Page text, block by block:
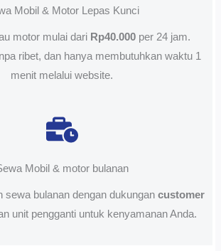
Mobil & Motor Lepas Kunci
motor mulai dari Rp40.000 per 24 jam.
ribet, dan hanya membutuhkan waktu 1
menit melalui website.
Mobil & motor bulanan
sewa bulanan dengan dukungan customer
unit pengganti untuk kenyamanan Anda.